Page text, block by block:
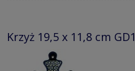
Krzyż 19,5 x 11,8 cm